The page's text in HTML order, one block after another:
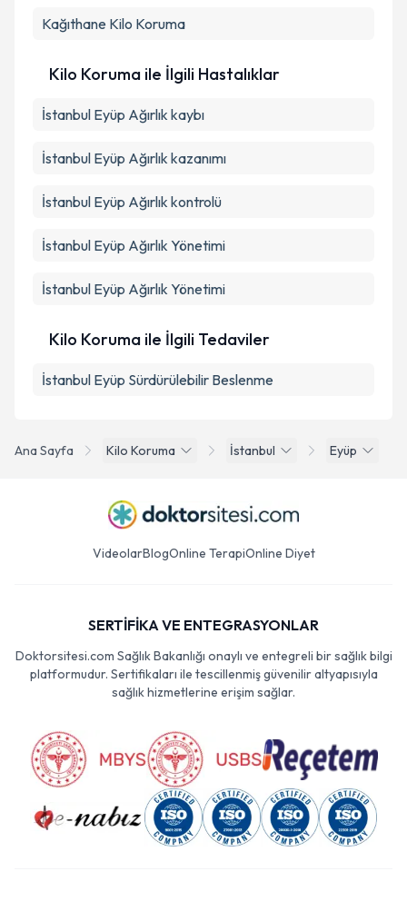
Ana Sayfa Kilo Koruma İstanbul Eyüp
Kağıthane Kilo Koruma
Kilo Koruma ile İlgili Hastalıklar
İstanbul Eyüp Ağırlık kaybı
İstanbul Eyüp Ağırlık kazanımı
İstanbul Eyüp Ağırlık kontrolü
İstanbul Eyüp Ağırlık Yönetimi
İstanbul Eyüp Ağırlık Yönetimi
Kilo Koruma ile İlgili Tedaviler
İstanbul Eyüp Sürdürülebilir Beslenme
VideolarBlogOnline TerapiOnline Diyet
SERTİFİKA VE ENTEGRASYONLAR
Doktorsitesi.com Sağlık Bakanlığı onaylı ve entegreli bir sağlık bilgi
platformudur. Sertifikaları ile tescillenmiş güvenilir altyapısıyla
sağlık hizmetlerine erişim sağlar.